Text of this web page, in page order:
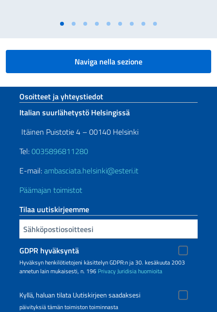
Naviga nella sezione
Footer section
Osoitteet ja yhteystiedot
Italian suurlähetystö Helsingissä
Itäinen Puistotie 4 – 00140 Helsinki
Tel:0035896811280
E-mail:ambasciata.helsinki@esteri.it
Päämajan toimistot
Tilaa uutiskirjeemme
Sähköpostiosoitteesi
GDPR hyväksyntä
Hyväksyn henkilötietojeni käsittelyn GDPR:n ja 30. kesäkuuta 2003
annetun lain mukaisesti, n. 196 PrivacyJuridisia huomioita
Kyllä, haluan tilata Uutiskirjeen saadaksesi
päivityksiä tämän toimiston toiminnasta